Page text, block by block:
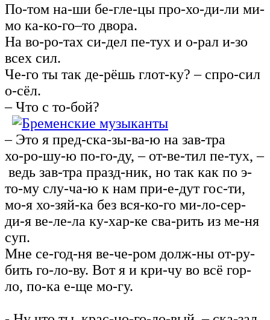
По-том на-ши бе-гле-цы про-хо-ди-ли ми-
мо ка-ко-го–то двора.
На во-ро-тах си-дел пе-тух и о-рал и-зо
всех сил.
Че-го ты так де-рёшь глот-ку? – спро-сил
о-сёл.
– Что с то-бой?
– Это я пред-ска-зы-ва-ю на зав-тра
хо‑ро-шу-ю по-го-ду, – от-ве-тил пе‑тух, –
ведь зав-тра празд-ник, но так как по э-
то-му слу-ча-ю к нам при‑е-дут гос-ти,
мо-я хо-зяй-ка без вся-ко-го ми-ло-сер-
ди-я ве-ле-ла ку‑хар-ке сва-рить из ме-ня
суп.
Мне се-год-ня ве-че-ром долж-ны от‑ру-
бить го-ло-ву. Вот я и кри-чу во всё гор-
ло, по-ка е-ще мо-гу.